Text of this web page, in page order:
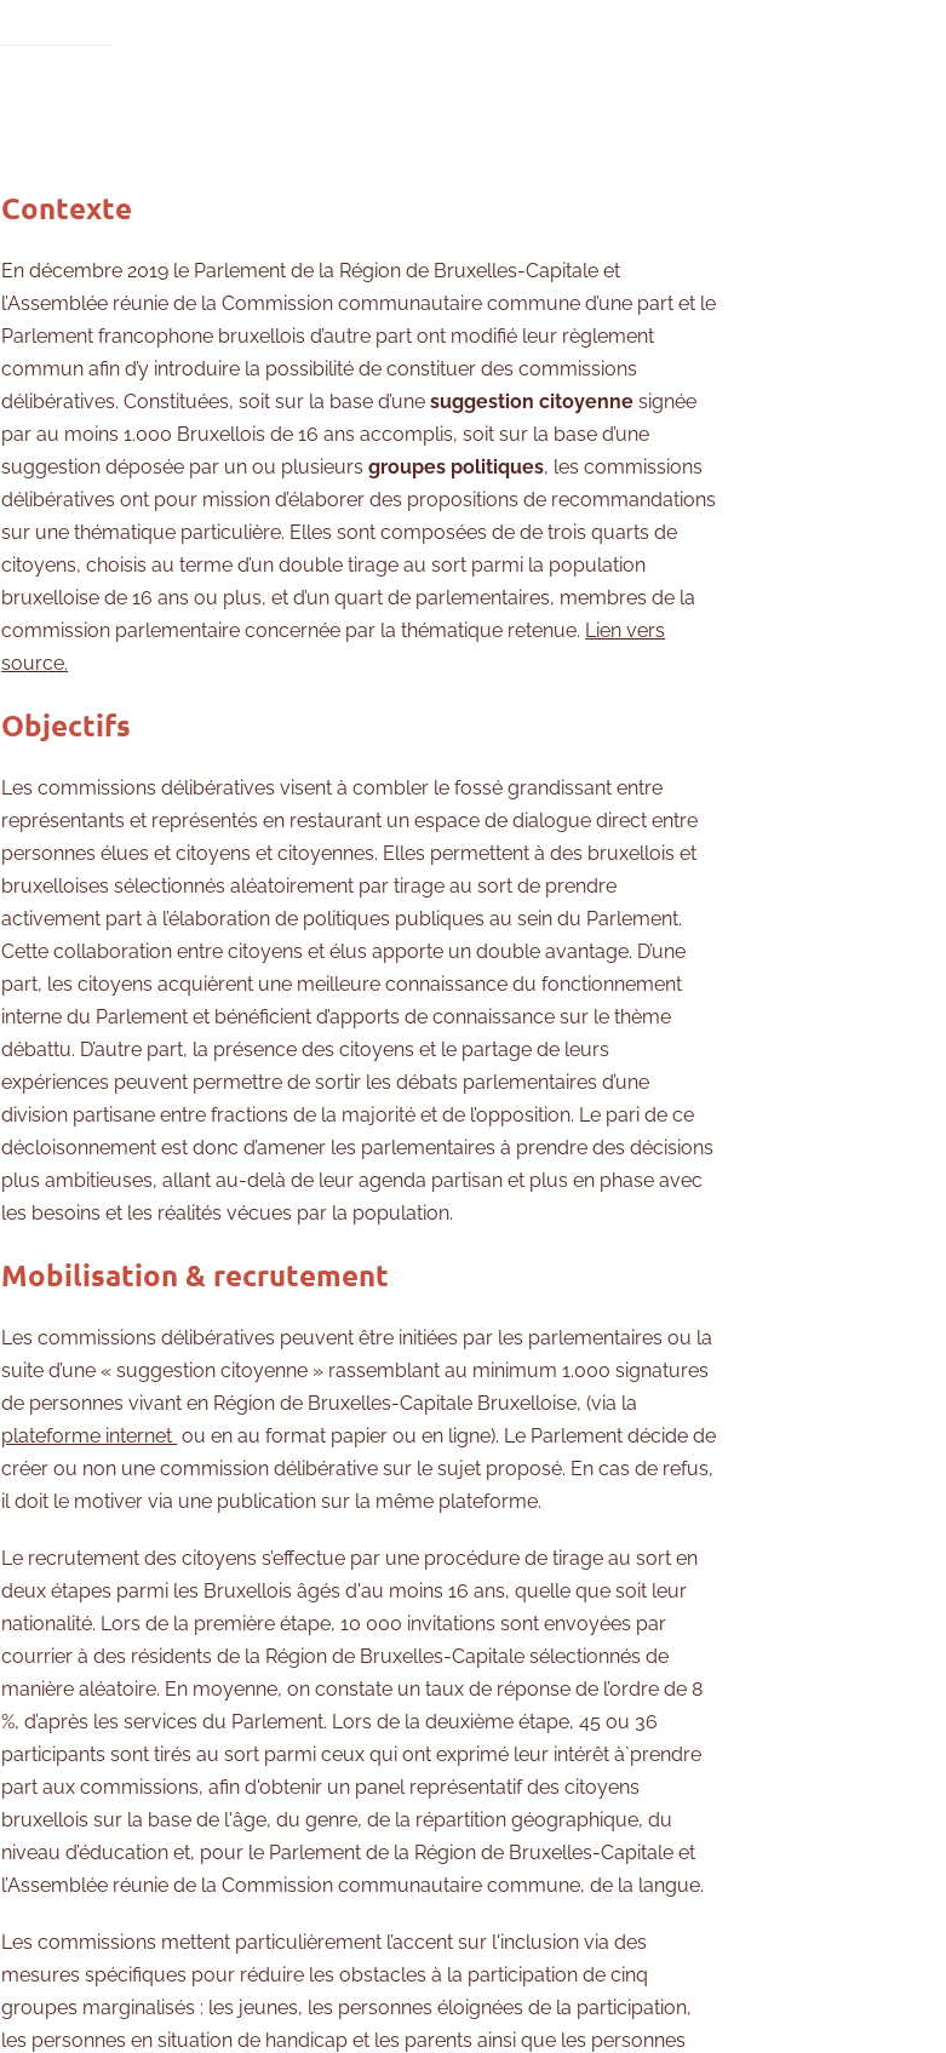
Contexte
En décembre 2019 le Parlement de la Région de Bruxelles-Capitale et
l’Assemblée réunie de la Commission communautaire commune d’une part et le
Parlement francophone bruxellois d’autre part ont modifié leur règlement
commun afin d’y introduire la possibilité de constituer des commissions
délibératives. Constituées, soit sur la base d’unesuggestion citoyenne signée
par au moins 1.000 Bruxellois de 16 ans accomplis, soit sur la base d’une
suggestion déposée par un ou plusieursgroupes politiques, les commissions
délibératives ont pour mission d’élaborer des propositions de recommandations
sur une thématique particulière. Elles sont composées de de trois quarts de
citoyens, choisis au terme d’un double tirage au sort parmi la population
bruxelloise de 16 ans ou plus, et d’un quart de parlementaires, membres de la
commission parlementaire concernée par la thématique retenue. Lien vers
source.
Objectifs
Les commissions délibératives visent à combler le fossé grandissant entre
représentants et représentés en restaurant un espace de dialogue direct entre
personnes élues et citoyens et citoyennes. Elles permettent à des bruxellois et
bruxelloises sélectionnés aléatoirement par tirage au sort de prendre
activement part à l’élaboration de politiques publiques au sein du Parlement.
Cette collaboration entre citoyens et élus apporte un double avantage. D’une
part, les citoyens acquièrent une meilleure connaissance du fonctionnement
interne du Parlement et bénéficient d’apports de connaissance sur le thème
débattu. D’autre part, la présence des citoyens et le partage de leurs
expériences peuvent permettre de sortir les débats parlementaires d’une
division partisane entre fractions de la majorité et de l’opposition. Le pari de ce
décloisonnement est donc d’amener les parlementaires à prendre des décisions
plus ambitieuses, allant au-delà de leur agenda partisan et plus en phase avec
les besoins et les réalités vécues par la population.
Mobilisation & recrutement
Les commissions délibératives peuvent être initiées par les parlementaires ou la
suite d’une « suggestion citoyenne » rassemblant au minimum 1.000 signatures
de personnes vivant en Région de Bruxelles-Capitale Bruxelloise, (via la
plateforme internet ou en au format papier ou en ligne). Le Parlement décide de
créer ou non une commission délibérative sur le sujet proposé. En cas de refus,
il doit le motiver via une publication sur la même plateforme.
Le recrutement des citoyens s’effectue par une procédure de tirage au sort en
deux étapes parmi les Bruxellois âgés d'au moins 16 ans, quelle que soit leur
nationalité. Lors de la première étape, 10 000 invitations sont envoyées par
courrier à des résidents de la Région de Bruxelles-Capitale sélectionnés de
manière aléatoire. En moyenne, on constate un taux de réponse de l’ordre de 8
%, d’après les services du Parlement. Lors de la deuxième étape, 45 ou 36
participants sont tirés au sort parmi ceux qui ont exprimé leur intérêt à̀ prendre
part aux commissions, afin d'obtenir un panel représentatif des citoyens
bruxellois sur la base de l'âge, du genre, de la répartition géographique, du
niveau d’éducation et, pour le Parlement de la Région de Bruxelles-Capitale et
l’Assemblée réunie de la Commission communautaire commune, de la langue.
Les commissions mettent particulièrement l’accent sur l'inclusion via des
mesures spécifiques pour réduire les obstacles à la participation de cinq
groupes marginalisés : les jeunes, les personnes éloignées de la participation,
les personnes en situation de handicap et les parents ainsi que les personnes